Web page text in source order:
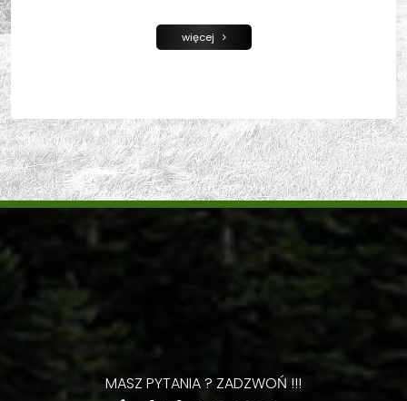
więcej
MASZ PYTANIA ? ZADZWOŃ !!!